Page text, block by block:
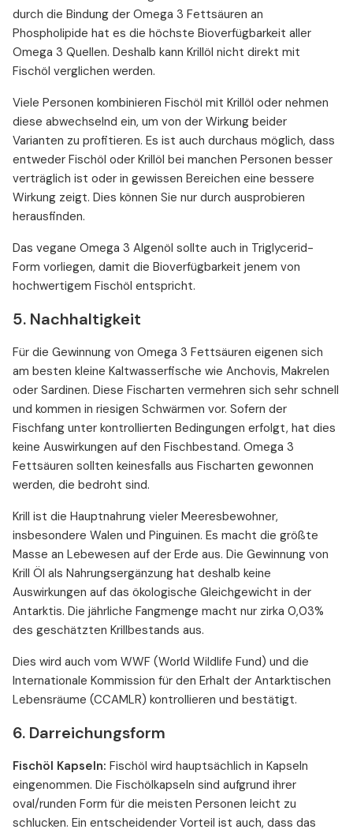
durch die Bindung der Omega 3 Fettsäuren an
Phospholipide hat es die höchste Bioverfügbarkeit aller
Omega 3 Quellen. Deshalb kann Krillöl nicht direkt mit
Fischöl verglichen werden.
Viele Personen kombinieren Fischöl mit Krillöl oder nehmen
diese abwechselnd ein, um von der Wirkung beider
Varianten zu profitieren. Es ist auch durchaus möglich, dass
entweder Fischöl oder Krillöl bei manchen Personen besser
verträglich ist oder in gewissen Bereichen eine bessere
Wirkung zeigt. Dies können Sie nur durch ausprobieren
herausfinden.
Das vegane Omega 3 Algenöl sollte auch in Triglycerid-
Form vorliegen, damit die Bioverfügbarkeit jenem von
hochwertigem Fischöl entspricht.
5. Nachhaltigkeit
Für die Gewinnung von Omega 3 Fettsäuren eigenen sich
am besten kleine Kaltwasserfische wie Anchovis, Makrelen
oder Sardinen. Diese Fischarten vermehren sich sehr schnell
und kommen in riesigen Schwärmen vor. Sofern der
Fischfang unter kontrollierten Bedingungen erfolgt, hat dies
keine Auswirkungen auf den Fischbestand. Omega 3
Fettsäuren sollten keinesfalls aus Fischarten gewonnen
werden, die bedroht sind.
Krill ist die Hauptnahrung vieler Meeresbewohner,
insbesondere Walen und Pinguinen. Es macht die größte
Masse an Lebewesen auf der Erde aus. Die Gewinnung von
Krill Öl als Nahrungsergänzung hat deshalb keine
Auswirkungen auf das ökologische Gleichgewicht in der
Antarktis. Die jährliche Fangmenge macht nur zirka 0,03%
des geschätzten Krillbestands aus.
Dies wird auch vom WWF (World Wildlife Fund) und die
Internationale Kommission für den Erhalt der Antarktischen
Lebensräume (CCAMLR) kontrollieren und bestätigt.
6. Darreichungsform
Fischöl Kapseln: Fischöl wird hauptsächlich in Kapseln
eingenommen. Die Fischölkapseln sind aufgrund ihrer
oval/runden Form für die meisten Personen leicht zu
schlucken. Ein entscheidender Vorteil ist auch, dass das